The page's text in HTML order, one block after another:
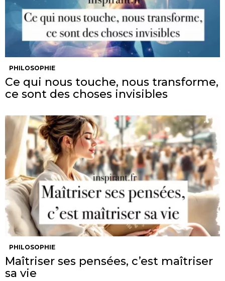
PHILOSOPHIE
Ce qui nous touche, nous transforme,
ce sont des choses invisibles
PHILOSOPHIE
Maîtriser ses pensées, c’est maîtriser
sa vie